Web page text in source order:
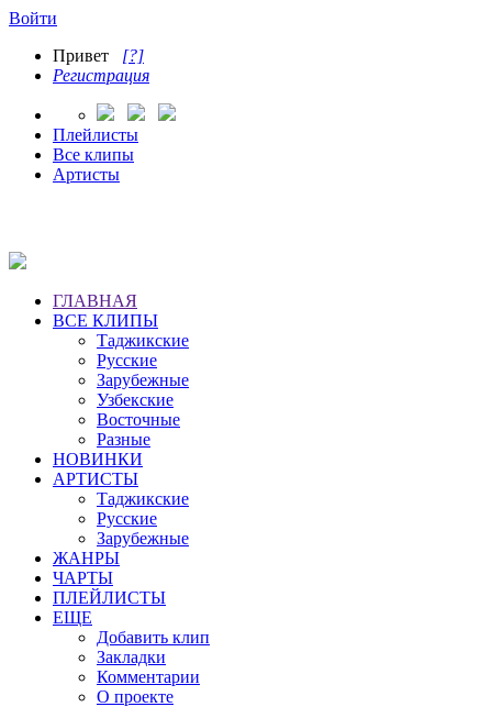
Войти
Привет [?]
Регистрация
Плейлисты
Все клипы
Артисты
ГЛАВНАЯ
ВСЕ КЛИПЫ
Таджикские
Русские
Зарубежные
Узбекские
Восточные
Разные
НОВИНКИ
АРТИСТЫ
Таджикские
Русские
Зарубежные
ЖАНРЫ
ЧАРТЫ
ПЛЕЙЛИСТЫ
ЕЩЕ
Добавить клип
Закладки
Комментарии
О проекте